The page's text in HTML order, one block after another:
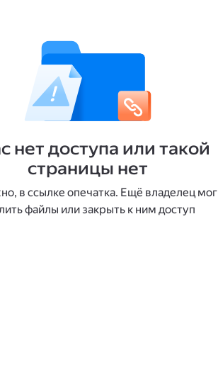
нет доступа или такой
страницы нет
в ссылке опечатка. Ещё владелец мог
файлы или закрыть к ним доступ